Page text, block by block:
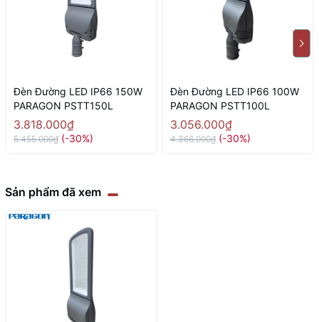
Đèn Đường LED IP66 150W
PARAGON PSTT150L
3.818.000₫
5.455.000₫ (-30%)
Đèn Đường LED IP66 100W
PARAGON PSTT100L
3.056.000₫
4.366.000₫ (-30%)
Sản phẩm đã xem